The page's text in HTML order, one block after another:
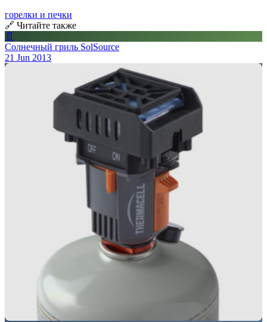
горелки и печки
🔗 Читайте также
📄
Солнечный гриль SolSource
21 Jun 2013